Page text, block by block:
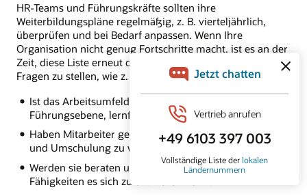
HR-Teams und Führungskräfte sollten ihre
Weiterbildungspläne regelmäßig, z. B. vierteljährlich,
überprüfen und bei Bedarf anpassen. Wenn Ihre
Organisation nicht genug Fortschritte macht, ist es an der
Zeit, diese Liste erneut durchzugehen und sich essenzielle
Fragen zu stellen, wie z. B.:
Ist das Arbeitsumfeld, einschließlich der
Führungsebene, lernförderlich?
Haben Mitarbeiter genug Zeit, sich der Weiterbildung
und Umschulung zu widmen?
Werden sie beraten und wissen sie, welche
Fähigkeiten es sich zu entwickeln lohnt?